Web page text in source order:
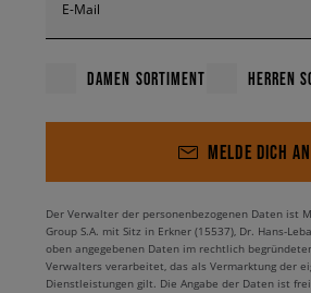
E-Mail
DAMEN SORTIMENT HERREN
MELDE DICH AN
Der Verwalter der personenbezogenen Daten ist
Group S.A. mit Sitz in Erkner (15537), Dr. Hans-
oben angegebenen Daten im rechtlich
Verwalters verarbeitet, das als Vermarktung der
Dienstleistungen gilt. Die Angabe der Daten ist